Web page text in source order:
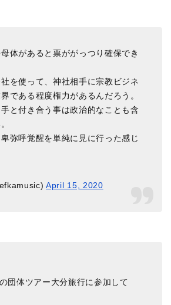
体があると票ががっつり確保でき
を使って、神社相手に宗教ビジネ
である程度権力があるんだろう。
と付き合う事は政治的なことも含
弥呼覚醒を単純に見に行った感じ
April 15, 2020
団体ツアー大分旅行に参加して